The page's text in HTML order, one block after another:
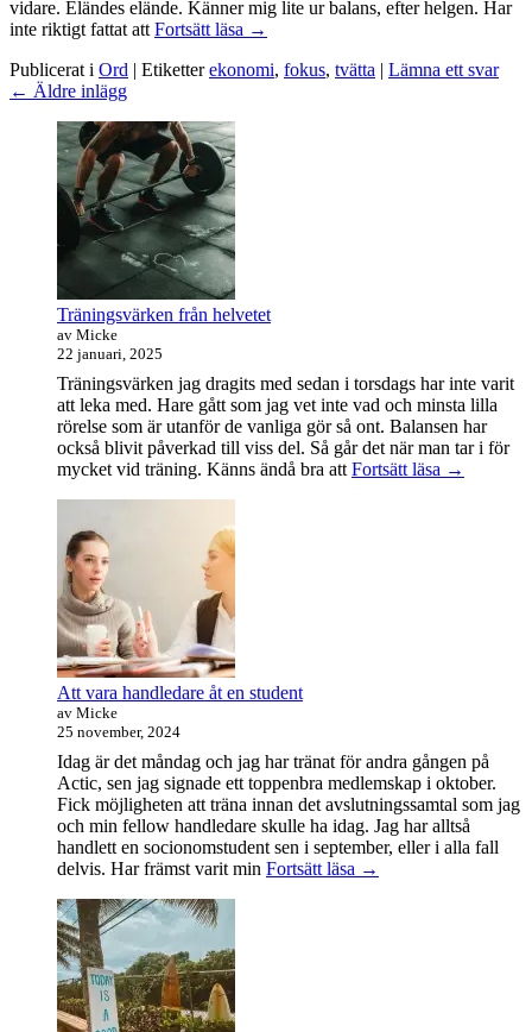
vidare. Eländes elände. Känner mig lite ur balans, efter helgen. Har
inte riktigt fattat att Fortsätt läsa Handla
→
Publicerat i Ord | Etiketter ekonomi, fokus, tvätta | Lämna ett svar
Inläggsnavigering
← Äldre inlägg
Primära
sidofältet
Widget
område
Träningsvärken från helvetet
av Micke
22 januari, 2025
Träningsvärken jag dragits med sedan i torsdags har inte varit
att leka med. Hare gått som jag vet inte vad och minsta lilla
rörelse som är utanför de vanliga gör så ont. Balansen har
också blivit påverkad till viss del. Så går det när man tar i för
mycket vid träning. Känns ändå bra att Fortsätt läsa →
Att vara handledare åt en student
av Micke
25 november, 2024
Idag är det måndag och jag har tränat för andra gången på
Actic, sen jag signade ett toppenbra medlemskap i oktober.
Fick möjligheten att träna innan det avslutningssamtal som jag
och min fellow handledare skulle ha idag. Jag har alltså
handlett en socionomstudent sen i september, eller i alla fall
delvis. Har främst varit min Fortsätt läsa Att
→